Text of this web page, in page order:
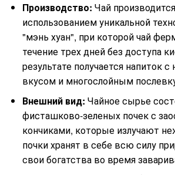
Производство: Чай
использованием уникальной
"мэнь хуан", при которой чай
течение трех дней без доступа
результате получается напиток
вкусом и многослойным
Внешний вид: Чайное сырье
фисташково-зеленых почек с
кончиками, которые излучают
почки хранят в себе всю силу
свои богатства во время